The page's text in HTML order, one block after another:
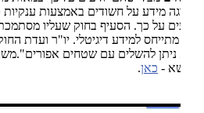
מידע על חשודים באמצעות ענקיות
על כך. הסעיף בחוק שעליו מסתמכת
למידע דיגיטלי. יו"ר ועדת החוקה
להשלים עם שטחים אפורים".משרד
כאן.